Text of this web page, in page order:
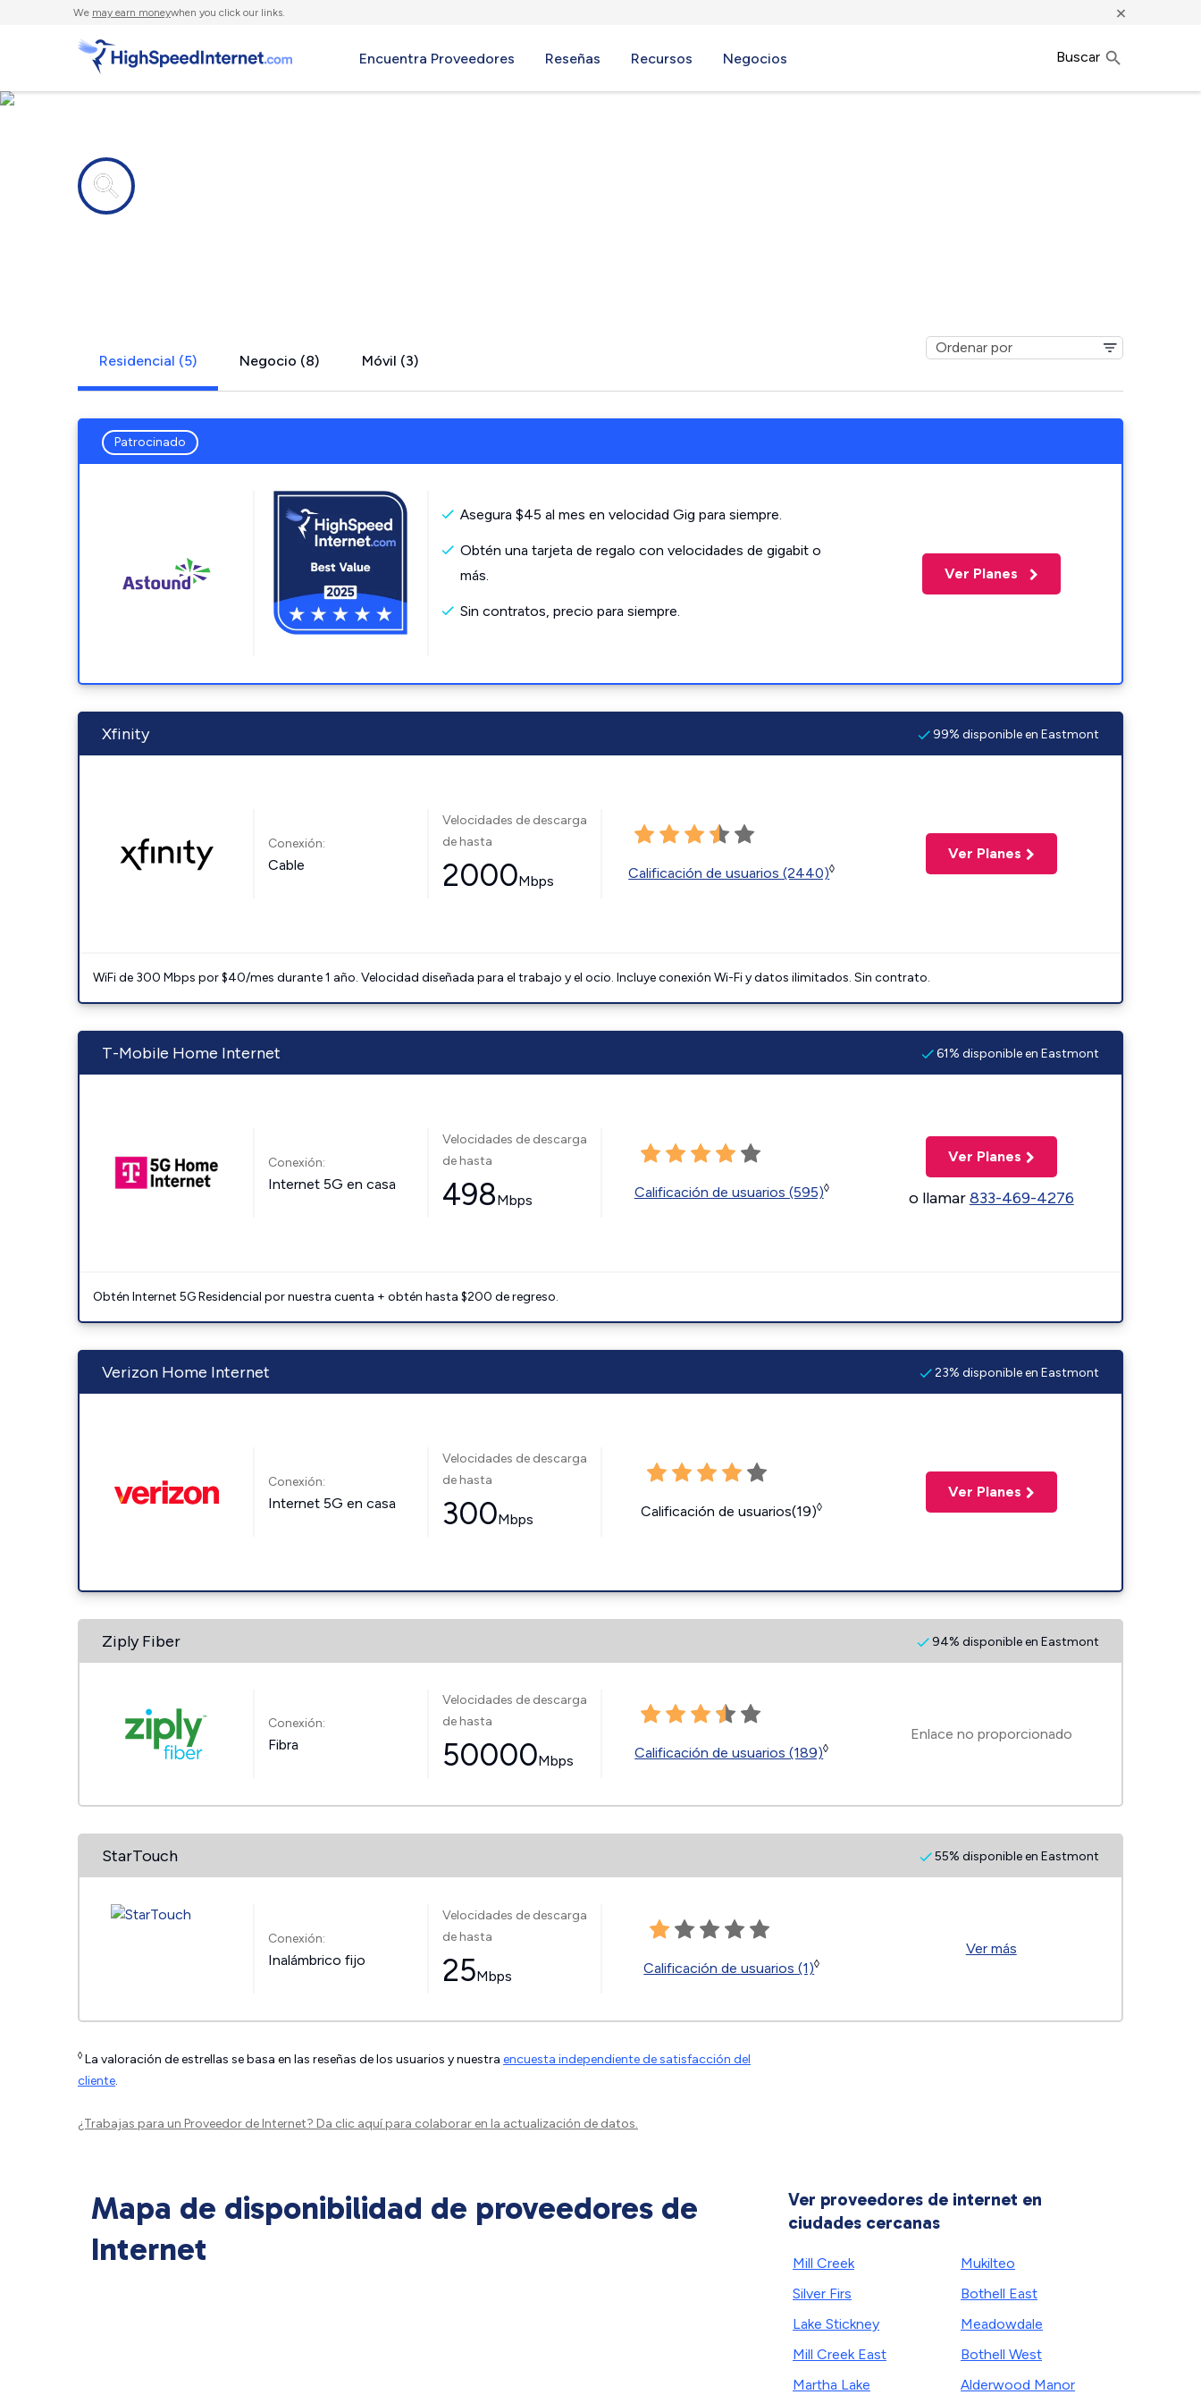
We may earn moneywhen you click our links. ×
Encuentra Proveedores Reseñas Recursos Negocios Buscar
Residencial (5) Negocio (8) Móvil (3)
Patrocinado
Asegura $45 al mes en velocidad Gig para siempre.
Obtén una tarjeta de regalo con velocidades de gigabit o
más.
Sin contratos, precio para siempre.
Ver Planes
Xfinity 99% disponible en Eastmont
Conexión:
Cable
Velocidades de descarga
de hasta
2000Mbps Calificación de usuarios (2440)◊
Ver Planes
WiFi de 300 Mbps por $40/mes durante 1 año. Velocidad diseñada para el trabajo y el ocio. Incluye conexión Wi-Fi y datos ilimitados. Sin contrato.
T-Mobile Home Internet 61% disponible en Eastmont
Conexión:
Internet 5G en casa
Velocidades de descarga
de hasta
498Mbps Calificación de usuarios (595)◊
Ver Planes
o llamar833-469-4276
Obtén Internet 5G Residencial por nuestra cuenta + obtén hasta $200 de regreso.
Verizon Home Internet 23% disponible en Eastmont
Conexión:
Internet 5G en casa
Velocidades de descarga
de hasta
300Mbps Calificación de usuarios(19)◊
Ver Planes
Ziply Fiber 94% disponible en Eastmont
Conexión:
Fibra
Velocidades de descarga
de hasta
50000Mbps Calificación de usuarios (189)◊
Enlace no proporcionado
StarTouch 55% disponible en Eastmont
Conexión:
Inalámbrico fijo
Velocidades de descarga
de hasta
25Mbps Calificación de usuarios (1)◊
Ver más
◊ La valoración de estrellas se basa en las reseñas de los usuarios y nuestra encuesta independiente de satisfacción del
cliente.
¿Trabajas para un Proveedor de Internet? Da clic aquípara colaborar en la actualización de datos.
Mapa de disponibilidad de proveedores de
Internet
Ver proveedores de internet en
ciudades cercanas
Mill Creek
Silver Firs
Lake Stickney
Mill Creek East
Martha Lake
Mukilteo
Bothell East
Meadowdale
Bothell West
Alderwood Manor